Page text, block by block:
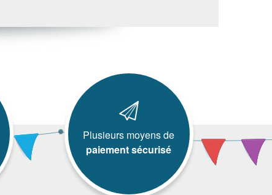
Plusieurs moyens de
paiement sécurisé